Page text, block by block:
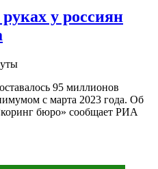
у россиян
95 миллионов
с марта 2023 года. Об
бюро» сообщает РИА